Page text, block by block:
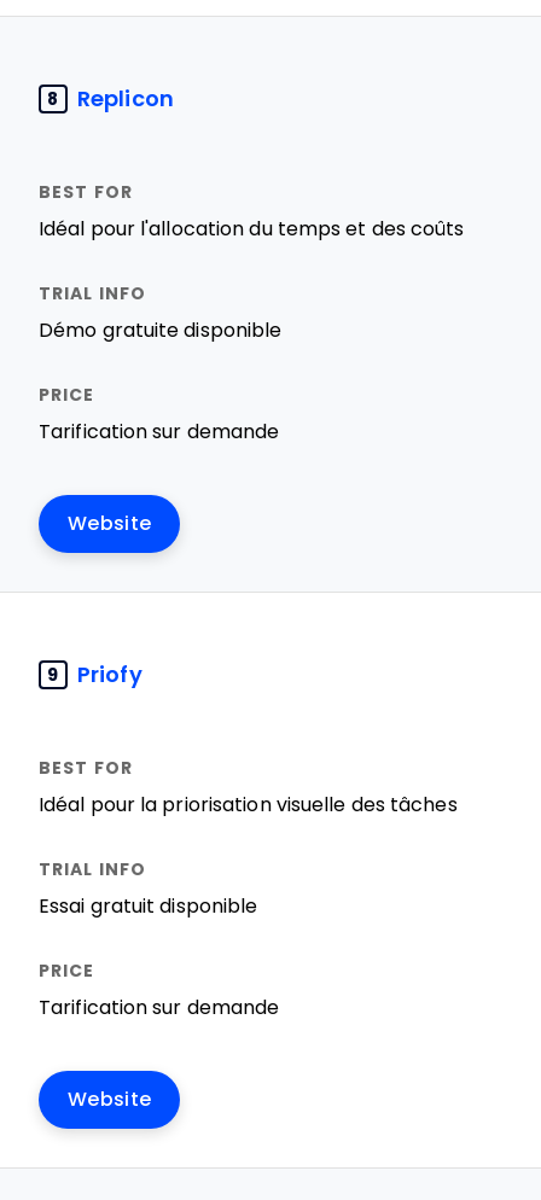
8 Replicon
Idéal pour l'allocation du temps et des coûts
Démo gratuite disponible
Tarification sur demande
Website
9 Priofy
Idéal pour la priorisation visuelle des tâches
Essai gratuit disponible
Tarification sur demande
Website